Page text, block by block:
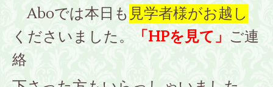
Aboでは本日も見学者様がお越し
くださいました。
「HPを見て」 ご連
絡